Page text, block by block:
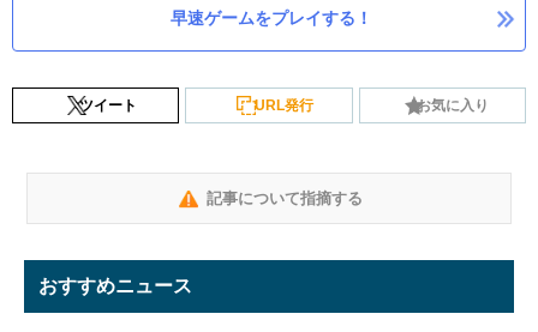
早速ゲームをプレイする！
ツイート URL発行 お気に入り
記事について指摘する
おすすめニュース